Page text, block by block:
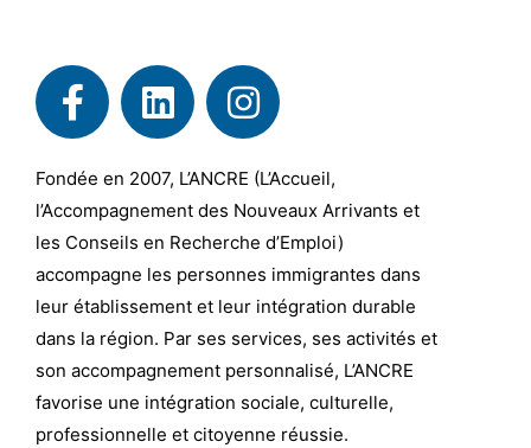
Fondée en 2007, L’ANCRE (L’Accueil,
l’Accompagnement des Nouveaux Arrivants et
les Conseils en Recherche d’Emploi)
accompagne les personnes immigrantes dans
leur établissement et leur intégration durable
dans la région. Par ses services, ses activités et
son accompagnement personnalisé, L’ANCRE
favorise une intégration sociale, culturelle,
professionnelle et citoyenne réussie.